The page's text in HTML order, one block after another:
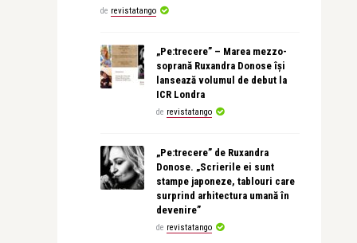
de revistatango
„Pe:trecere” – Marea mezzo-
soprană Ruxandra Donose își
lansează volumul de debut la
ICR Londra
de revistatango
„Pe:trecere” de Ruxandra
Donose. „Scrierile ei sunt
stampe japoneze, tablouri care
surprind arhitectura umană în
devenire”
de revistatango